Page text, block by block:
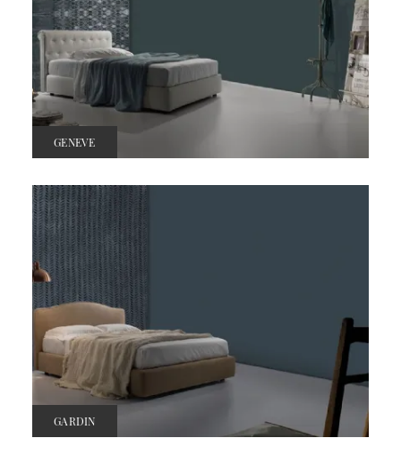
GENEVE
GARDIN